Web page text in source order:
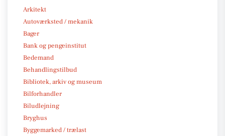
Arkitekt
Autoværksted / mekanik
Bager
Bank og pengeinstitut
Bedemand
Behandlingstilbud
Bibliotek, arkiv og museum
Bilforhandler
Biludlejning
Bryghus
Byggemarked / trælast